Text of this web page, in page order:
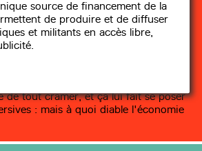
source de financement de la
de produire et de diffuser
et militants en accès libre,
servait à
besoins ?
de tout cramer, et ça lui fait se poser
: mais à quoi diable l'économie